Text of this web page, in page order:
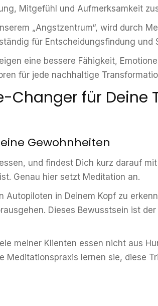
Mitgefühl und Aufmerksamkeit
„Angstzentrum“, wird durch
für Entscheidungsfindung und
eine bessere Fähigkeit,
für jede nachhaltige
Changer für Deine
Gewohnheiten
und findest Dich kurz darauf
Genau hier setzt Meditation an.
in Deinem Kopf zu
Dieses Bewusstsein ist
meiner Klienten essen nicht aus
lernen sie, diese